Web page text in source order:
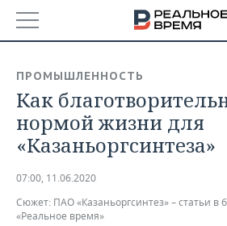
БАШКОРТОСТАН
ТАТАРСТАН
НОВОСТИ
АНАЛИТИКА
ДЕКЛАРАЦИИ О ДОХОДАХ
НОВОСТИ ЭКОНОМИКИ
ПРОМЫШЛЕННОСТЬ
ПРОМЫШЛЕННОСТЬ
Как
нормой жизни для
«Казаньоргсинтеза»
07:00, 11.06.2020
Сюжет: ПАО «Казаньоргсинтез» – статьи в
«Реальное время»